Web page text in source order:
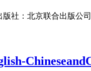
社：北京联合出版公